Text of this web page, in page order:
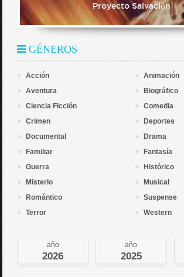
Proyecto Salvación
GÉNEROS
Acción
Animación
Aventura
Biográfico
Ciencia Ficción
Comedia
Crimen
Deportes
Documental
Drama
Familiar
Fantasía
Guerra
Histórico
Misterio
Musical
Romántico
Suspense
Terror
Western
año
2026
año
2025